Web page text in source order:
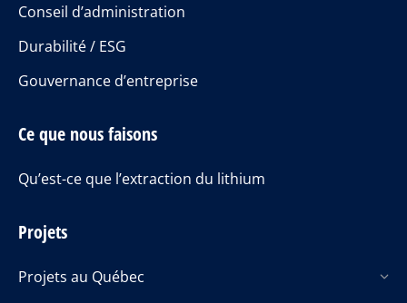
Conseil d’administration
Durabilité / ESG
Gouvernance d’entreprise
Ce que nous faisons
Qu’est-ce que l’extraction du lithium
Projets
Projets au Québec